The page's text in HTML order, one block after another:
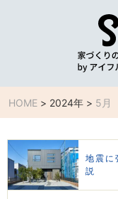
HOME > 2024年 > 5月
地震に
説